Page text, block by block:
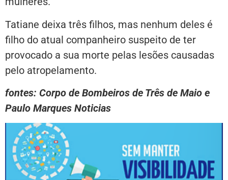
Tatiane deixa três filhos, mas nenhum deles é
filho do atual companheiro suspeito de ter
provocado a sua morte pelas lesões causadas
pelo atropelamento.
fontes: Corpo de Bombeiros de Três de Maio e
Paulo Marques Noticias